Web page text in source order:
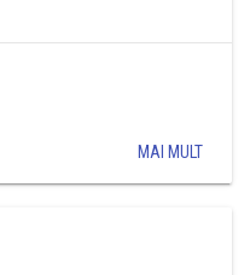
MAI MULT